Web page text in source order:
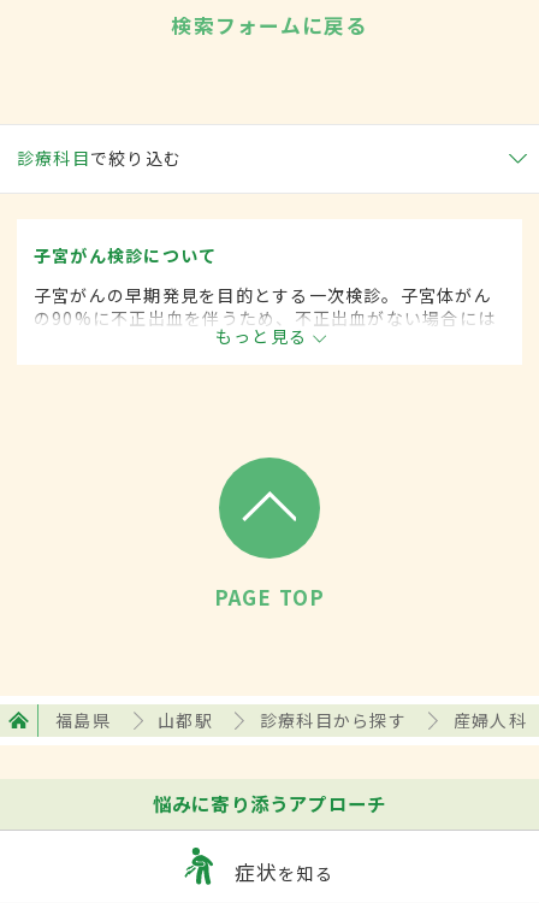
検索フォームに戻る
診療科目で絞り込む
子宮がん検診について
子宮がんの早期発見を目的とする一次検診。子宮体がん
の90%に不正出血を伴うため、不正出血がない場合には
子宮頚がんの検診のみで終わることもある。問診、視
診、細胞診、内診のほか、必要に応じてコルポスコープ
もっと見る
PAGE TOP
福島県 山都駅 診療科目から探す 産婦人科
悩みに寄り添うアプローチ
症状を知る